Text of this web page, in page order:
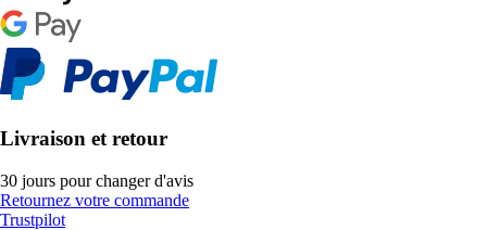
Livraison et retour
30 jours pour changer d'avis
Retournez votre commande
Trustpilot